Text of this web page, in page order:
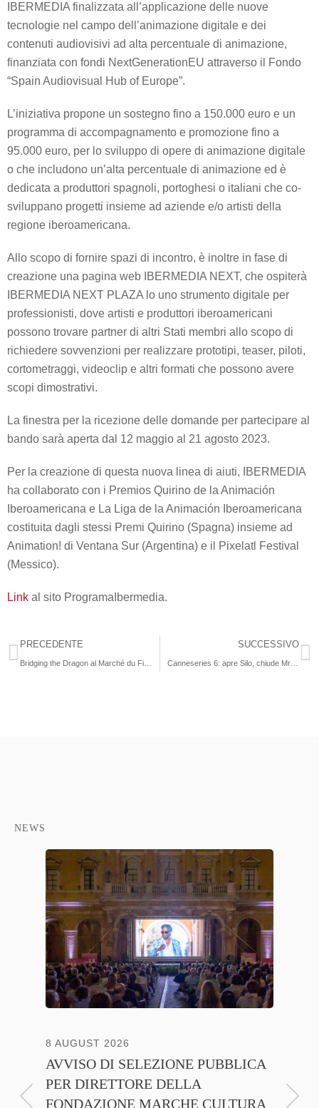
IBERMEDIA finalizzata all’applicazione delle nuove
tecnologie nel campo dell’animazione digitale e dei
contenuti audiovisivi ad alta percentuale di animazione,
finanziata con fondi NextGenerationEU attraverso il Fondo
“Spain Audiovisual Hub of Europe”.
L’iniziativa propone un sostegno fino a 150.000 euro e un
programma di accompagnamento e promozione fino a
95.000 euro, per lo sviluppo di opere di animazione digitale
o che includono un’alta percentuale di animazione ed è
dedicata a produttori spagnoli, portoghesi o italiani che co-
sviluppano progetti insieme ad aziende e/o artisti della
regione iberoamericana.
Allo scopo di fornire spazi di incontro, è inoltre in fase di
creazione una pagina web IBERMEDIA NEXT, che ospiterà
IBERMEDIA NEXT PLAZA lo uno strumento digitale per
professionisti, dove artisti e produttori iberoamericani
possono trovare partner di altri Stati membri allo scopo di
richiedere sovvenzioni per realizzare prototipi, teaser, piloti,
cortometraggi, videoclip e altri formati che possono avere
scopi dimostrativi.
La finestra per la ricezione delle domande per partecipare al
bando sarà aperta dal 12 maggio al 21 agosto 2023.
Per la creazione di questa nuova linea di aiuti, IBERMEDIA
ha collaborato con i Premios Quirino de la Animación
Iberoamericana e La Liga de la Animación Iberoamericana
costituita dagli stessi Premi Quirino (Spagna) insieme ad
Animation! di Ventana Sur (Argentina) e il Pixelatl Festival
(Messico).
Link al sito ProgramaIbermedia.
PRECEDENTE SUCCESSIVO
Canneseries 6: apre Silo, chiude Mrs Maisel
NEWS
8 AUGUST 2026
AVVISO DI SELEZIONE PUBBLICA
PER DIRETTORE DELLA
FONDAZIONE MARCHE CULTURA